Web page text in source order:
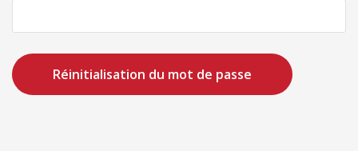
Réinitialisation du mot de passe